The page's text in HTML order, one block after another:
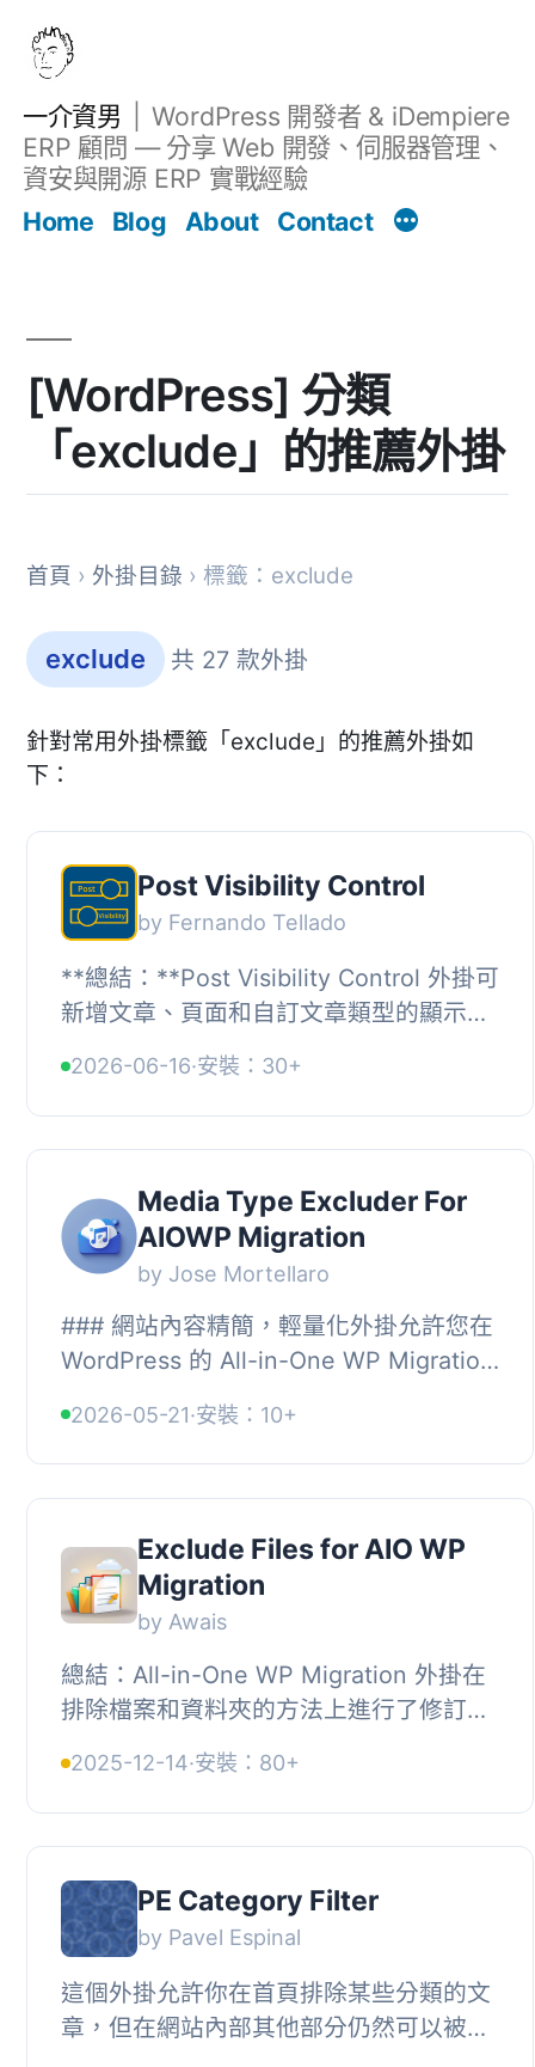
一介資男
WordPress 開發者 & iDempiere
ERP 顧問 — 分享 Web 開發、伺服器管理、
資安與開源 ERP 實戰經驗
Home
Blog About Contact
[WordPress] 分類
「exclude」的推薦外掛
首頁 › 外掛目錄 › 標籤：exclude
exclude 共 27 款外掛
針對常用外掛標籤「exclude」的推薦外掛如
下：
Post Visibility Control
by Fernando Tellado
**總結：**Post Visibility Control 外掛可
新增文章、頁面和自訂文章類型的顯示選
控制內容的顯示位置。此外外掛與
Word...
2026-06-16·安裝：30+
Media Type Excluder For
AIOWP Migration
by Jose Mortellaro
### 網站內容精簡，輕量化外掛允許您在
WordPress 的 All-in-One WP Migration
過程中要跳過哪些文件擴展名。尤其適
用...
2026-05-21·安裝：10+
Exclude Files for AIO WP
Migration
by Awais
總結：All-in-One WP Migration 外掛在
排除檔案和資料夾的方法上進行了修訂，
個外掛旨在提供一種使用者友好的方法，
可...
2025-12-14·安裝：80+
PE Category Filter
by Pavel Espinal
這個外掛允許你在首頁排除某些分類的文
章，但在網站內部其他部分仍然可以被訪
文章